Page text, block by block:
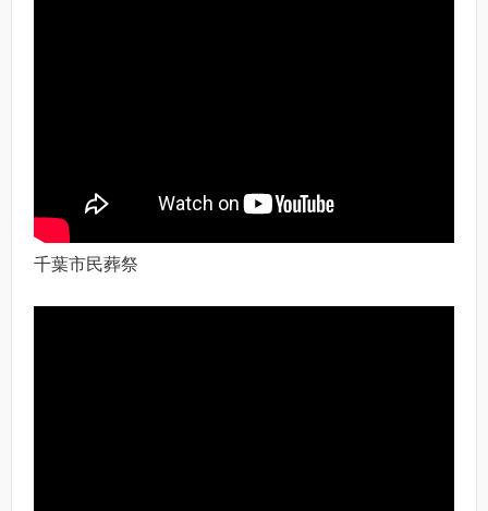
千葉市民葬祭